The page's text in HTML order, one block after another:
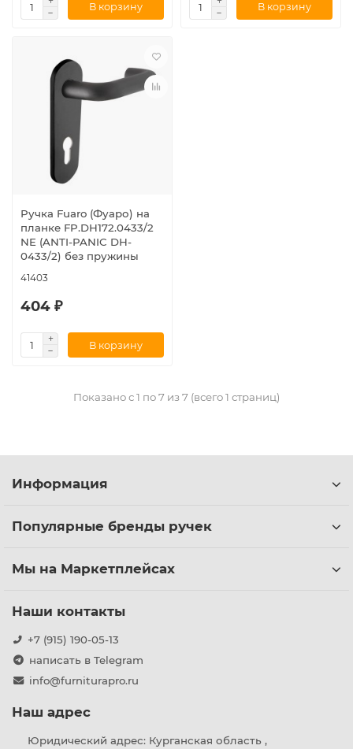
В корзину В корзину
Ручка Fuaro (Фуаро) на
планке FP.DH172.0433/2
NE (ANTI-PANIC DH-
0433/2) без пружины
41403
404 ₽
В корзину
Показано с 1 по 7 из 7 (всего 1 страниц)
Информация
Популярные бренды ручек
Мы на Маркетплейсах
Наши контакты
+7 (915) 190-05-13
написать в Telegram
info@furniturapro.ru
Наш адрес
Юридический адрес: Курганская область ,